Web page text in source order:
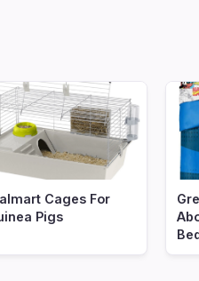
Cages For
Pigs